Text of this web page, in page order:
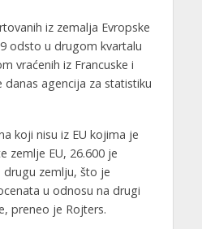
iz zemalja Evropske
odsto u drugom kvartalu
vraćenih iz Francuske i
danas agencija za statistiku
koji nisu iz EU kojima je
zemlje EU, 26.600 je
zemlju, što je
u odnosu na drugi
preneo je Rojters.